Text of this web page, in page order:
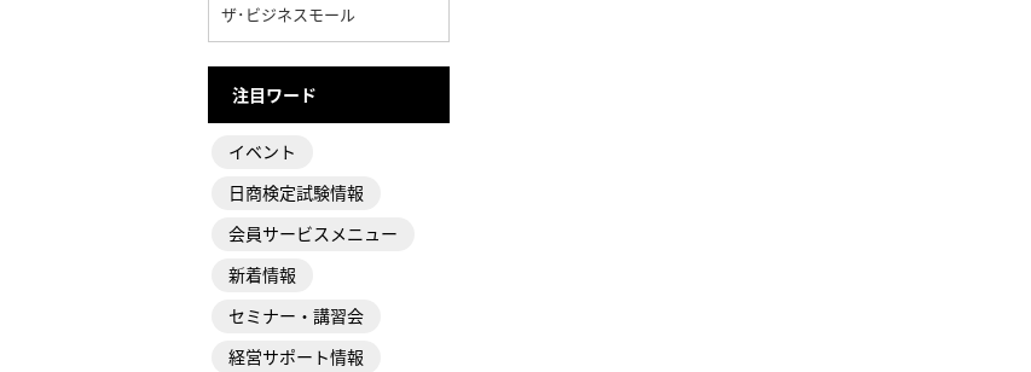
ザ･ビジネスモール
注目ワード
イベント
日商検定試験情報
会員サービスメニュー
新着情報
セミナー・講習会
経営サポート情報